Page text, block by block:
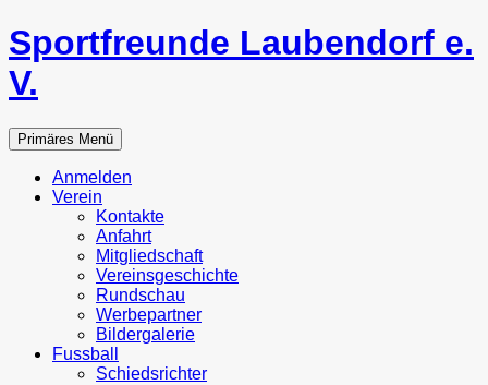
Zum
Inhalt
springen
Sportfreunde Laubendorf e.
V.
Suchen
Primäres Menü
Anmelden
Verein
Kontakte
Anfahrt
Mitgliedschaft
Vereinsgeschichte
Rundschau
Werbepartner
Bildergalerie
Fussball
Schiedsrichter